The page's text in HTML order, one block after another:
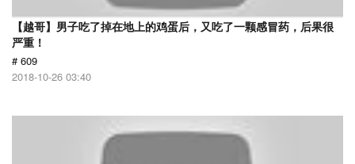
【越哥】男子吃了掉在地上的鸡蛋后，又吃了一颗感冒药，后果很
严重！
# 609
2018-10-26 03:40